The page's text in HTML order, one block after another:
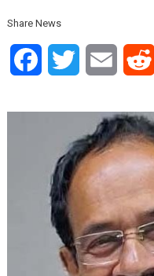
Share News
FacebookTwitter Email